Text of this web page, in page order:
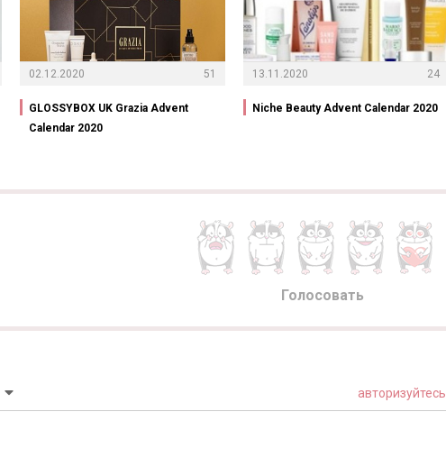
02.12.2020 51
GLOSSYBOX UK Grazia Advent
Calendar 2020
13.11.2020 24
Niche Beauty Advent Calendar 2020
Голосовать
авторизуйтесь